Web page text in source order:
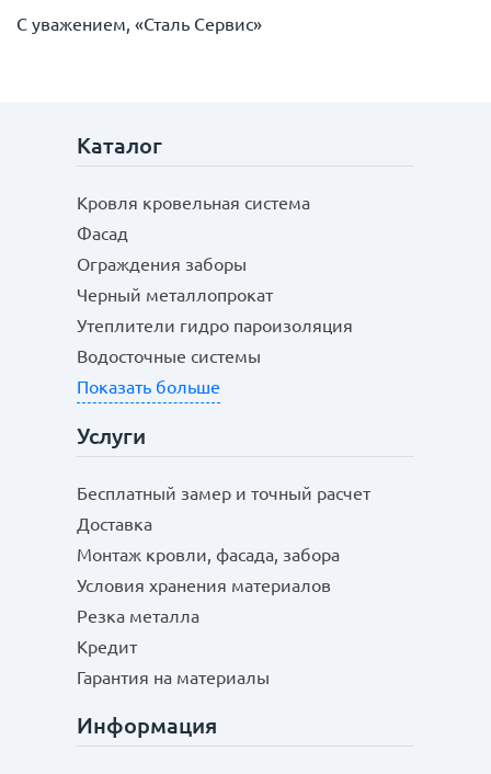
С уважением, «Сталь Сервис»
Каталог
Кровля кровельная система
Фасад
Ограждения заборы
Черный металлопрокат
Утеплители гидро пароизоляция
Водосточные системы
Показать больше
Услуги
Бесплатный замер и точный расчет
Доставка
Монтаж кровли, фасада, забора
Условия хранения материалов
Резка металла
Кредит
Гарантия на материалы
Информация